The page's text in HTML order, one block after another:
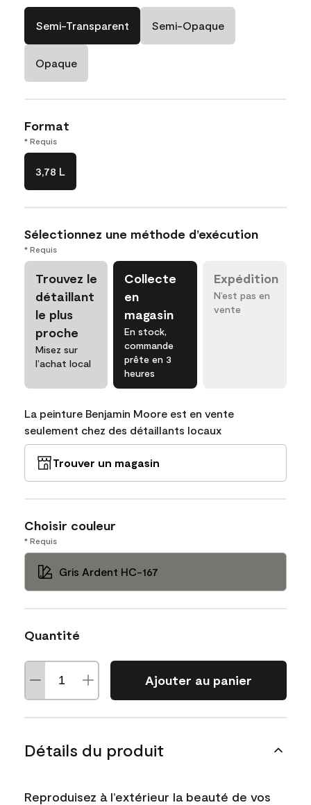
Semi-Transparent Semi-Opaque
Opaque
Format
* Requis
3,78 L
Sélectionnez une méthode d’exécution
* Requis
Trouvez le
détaillant
le plus
proche
Misez sur
l’achat local
Collecte
en
magasin
En stock,
commande
prête en 3
heures
Expédition
N’est pas en
vente
La peinture Benjamin Moore est en vente
seulement chez des détaillants locaux
Trouver un magasin
Choisir couleur
* Requis
Gris Ardent HC-167
Quantité
Ajouter au panier
Détails du produit
Reproduisez à l’extérieur la beauté de vos